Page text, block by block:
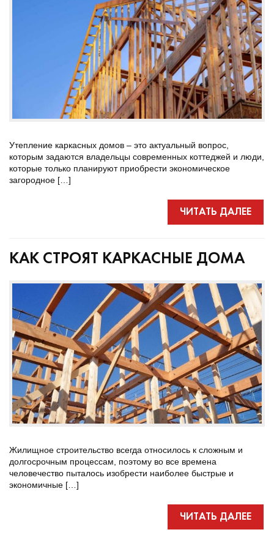
Утепление каркасных домов – это актуальный вопрос,
которым задаются владельцы современных коттеджей и люди,
которые только планируют приобрести экономическое
загородное […]
ЧИТАТЬ ДАЛЕЕ
КАК СТРОЯТ КАРКАСНЫЕ ДОМА
Жилищное строительство всегда относилось к сложным и
долгосрочным процессам, поэтому во все времена
человечество пыталось изобрести наиболее быстрые и
экономичные […]
ЧИТАТЬ ДАЛЕЕ